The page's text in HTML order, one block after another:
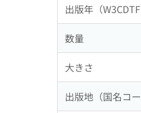
出版年（W3CDTF
数量
大きさ
出版地（国名コー